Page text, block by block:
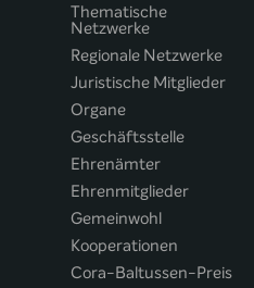
Thematische
Netzwerke
Regionale Netzwerke
Juristische Mitglieder
Organe
Geschäftsstelle
Ehrenämter
Ehrenmitglieder
Gemeinwohl
Kooperationen
Cora-Baltussen-Preis